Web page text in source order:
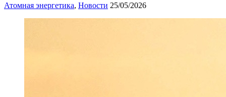
Атомная энергетика, Новости 25/05/2026